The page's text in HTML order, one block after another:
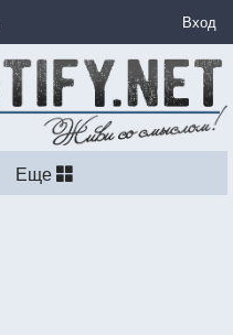
Вход
Еще